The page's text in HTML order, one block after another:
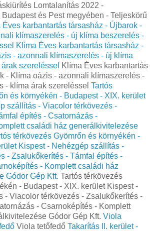
Lomtalanítás‎ 2022 -
és Pest megyében‎ - Teljeskörű
Éves karbantartás társasház - Újbarok -
klímaszerelés - új klíma beszerelés -
Klíma Éves karbantartás társasház -
- azonnali klímaszerelés - új klíma
szereléssel Klíma Éves karbantartás
- Klíma oázis - azonnali klímaszerelés -
- klíma árak szereléssel Tartós
és környékén - Budapest - XIX. kerület
szállítás - Viacolor térkövezés -
építés - Csatornázás -
családi ház generálkivitelezése
térkövezés Gyömrőn és környékén -
Kispest - Nehézgép szállítás -
- Zsalukőkerítés - Támfal építés -
- Komplett családi ház
Gódor Gép Kft. Tartós térkövezés
- Budapest - XIX. kerület Kispest -
- Viacolor térkövezés - Zsalukőkerítés -
- Csarnoképítés - Komplett
Gódor Gép Kft. Viola
Viola tetőfedő Takarítás II. kerület -